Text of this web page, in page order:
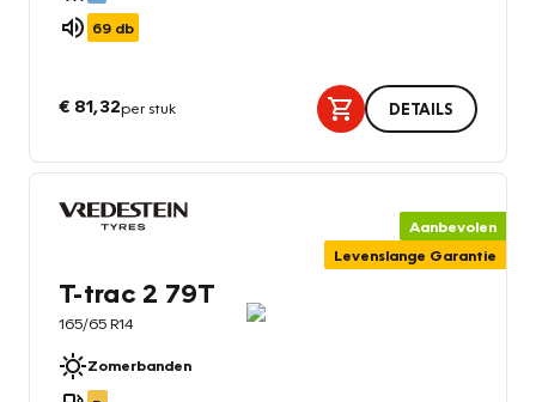
69 db
€ 81,32per stuk DETAILS
Aanbevolen
Levenslange Garantie
T-trac 2 79T
165/65 R14
Zomerbanden